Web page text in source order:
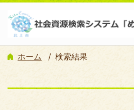
ホーム 検索結果